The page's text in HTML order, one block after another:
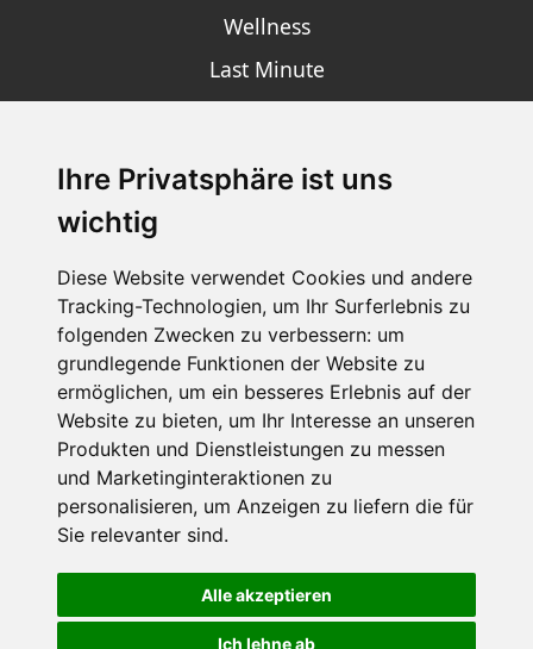
Ihre Privatsphäre ist uns
wichtig
Diese Website verwendet Cookies und andere
Tracking-Technologien, um Ihr Surferlebnis zu
folgenden Zwecken zu verbessern: um
grundlegende Funktionen der Website zu
ermöglichen, um ein besseres Erlebnis auf der
Website zu bieten, um Ihr Interesse an unseren
Produkten und Dienstleistungen zu messen
und Marketinginteraktionen zu
personalisieren, um Anzeigen zu liefern die für
Sie relevanter sind.
Alle akzeptieren
Ich lehne ab
Wellness
Last Minute
SCHNEEHÖHEN SKI APP
Die Schneehoehen Ski APP für iOS und Android - Ein
Muss für alle Wintersportler und Schneefreaks!
Impressum
Datenschutz
Nutzungsbedingungen
Portale
FAQ Newsletter Mediadaten
©2026 Schneemenschen GmbH